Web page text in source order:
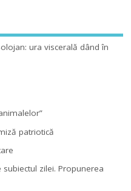
ura viscerală dând în
patriotică
zilei. Propunerea